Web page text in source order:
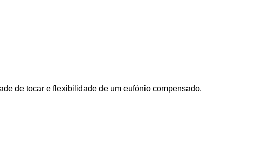
de tocar e flexibilidade de um eufónio compensado.